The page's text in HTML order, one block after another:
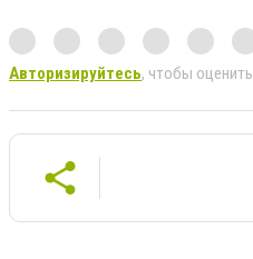
Авторизируйтесь, чтобы оценить